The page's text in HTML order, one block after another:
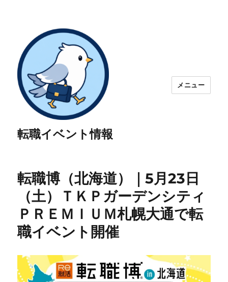
転職イベント情報
メニュー
転職博（北海道）｜5月23日
（土）ＴＫＰガーデンシティ
ＰＲＥＭＩＵＭ札幌大通で転
職イベント開催